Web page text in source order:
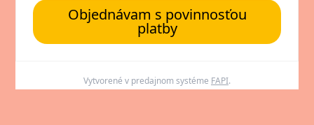
Objednávam s povinnosťou
platby
Vytvorené v predajnom systéme FAPI.